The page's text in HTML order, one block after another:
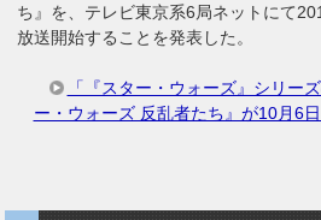
ち』を、テレビ東京系6局ネットにて
放送開始することを発表した。
「『スター・ウォーズ』シリー
ー・ウォーズ 反乱者たち』が10月6